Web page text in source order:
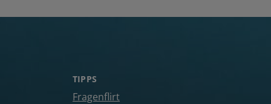
TIPPS
Fragenflirt